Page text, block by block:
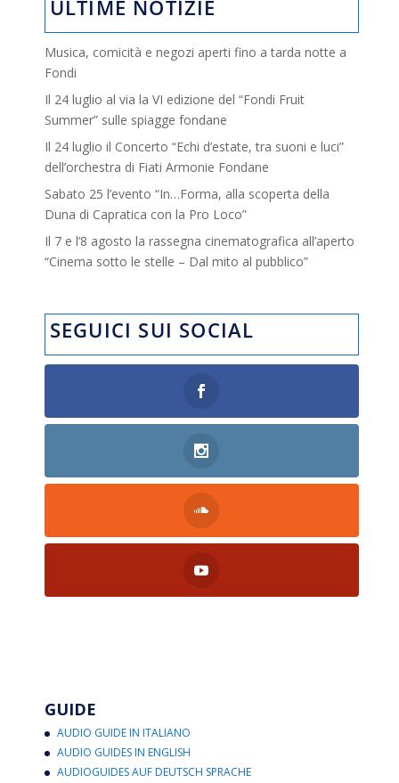
ULTIME NOTIZIE
Musica, comicità e negozi aperti fino a tarda notte a
Fondi
Il 24 luglio al via la VI edizione del “Fondi Fruit
Summer” sulle spiagge fondane
Il 24 luglio il Concerto “Echi d’estate, tra suoni e luci”
dell’orchestra di Fiati Armonie Fondane
Sabato 25 l’evento “In…Forma, alla scoperta della
Duna di Capratica con la Pro Loco”
Il 7 e l’8 agosto la rassegna cinematografica all’aperto
“Cinema sotto le stelle – Dal mito al pubblico”
SEGUICI SUI SOCIAL
GUIDE
AUDIO GUIDE IN ITALIANO
AUDIO GUIDES IN ENGLISH
AUDIOGUIDES AUF DEUTSCH SPRACHE